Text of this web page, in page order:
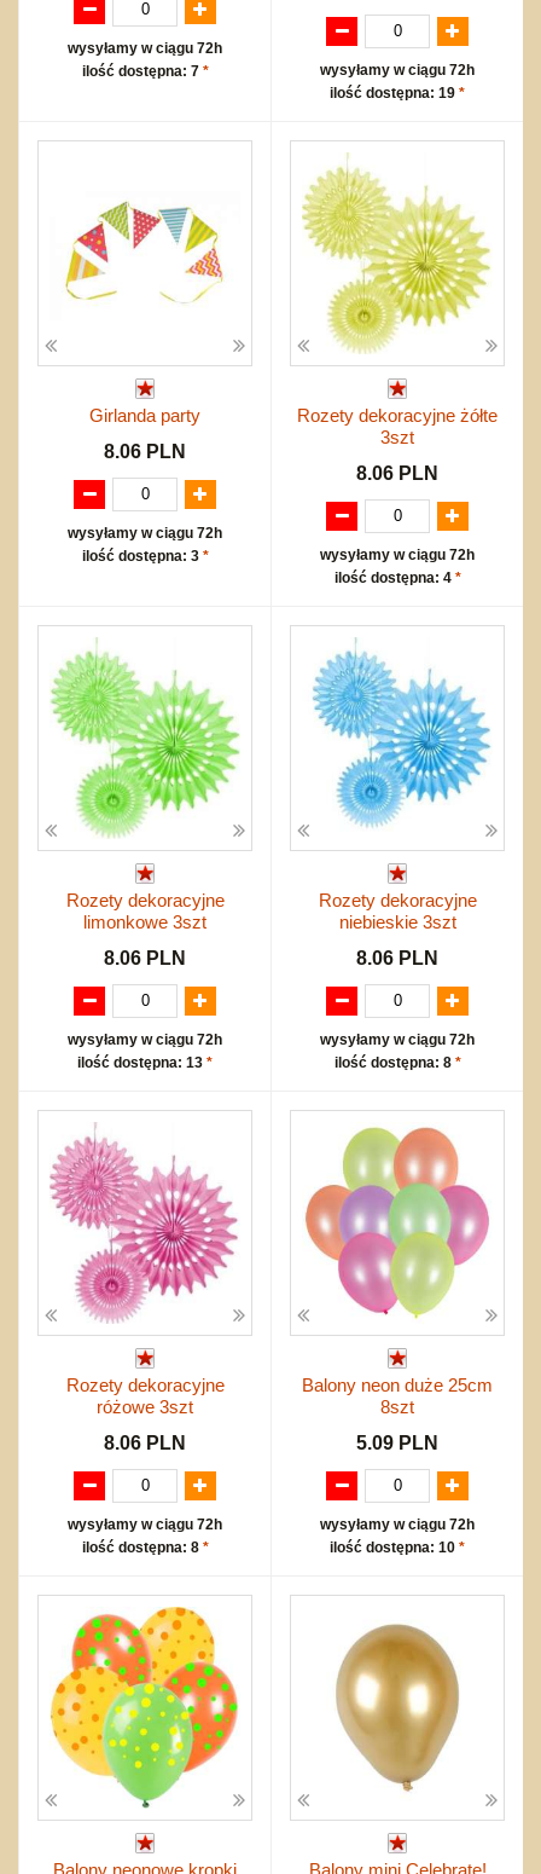
wysyłamy w ciągu 72h
ilość dostępna: 7 *
wysyłamy w ciągu 72h
ilość dostępna: 19 *
Girlanda party
8.06 PLN
wysyłamy w ciągu 72h
ilość dostępna: 3 *
Rozety dekoracyjne żółte
3szt
8.06 PLN
wysyłamy w ciągu 72h
ilość dostępna: 4 *
Rozety dekoracyjne
limonkowe 3szt
8.06 PLN
wysyłamy w ciągu 72h
ilość dostępna: 13 *
Rozety dekoracyjne
niebieskie 3szt
8.06 PLN
wysyłamy w ciągu 72h
ilość dostępna: 8 *
Rozety dekoracyjne
różowe 3szt
8.06 PLN
wysyłamy w ciągu 72h
ilość dostępna: 8 *
Balony neon duże 25cm
8szt
5.09 PLN
wysyłamy w ciągu 72h
ilość dostępna: 10 *
Balony neonowe kropki Balony mini Celebrate!